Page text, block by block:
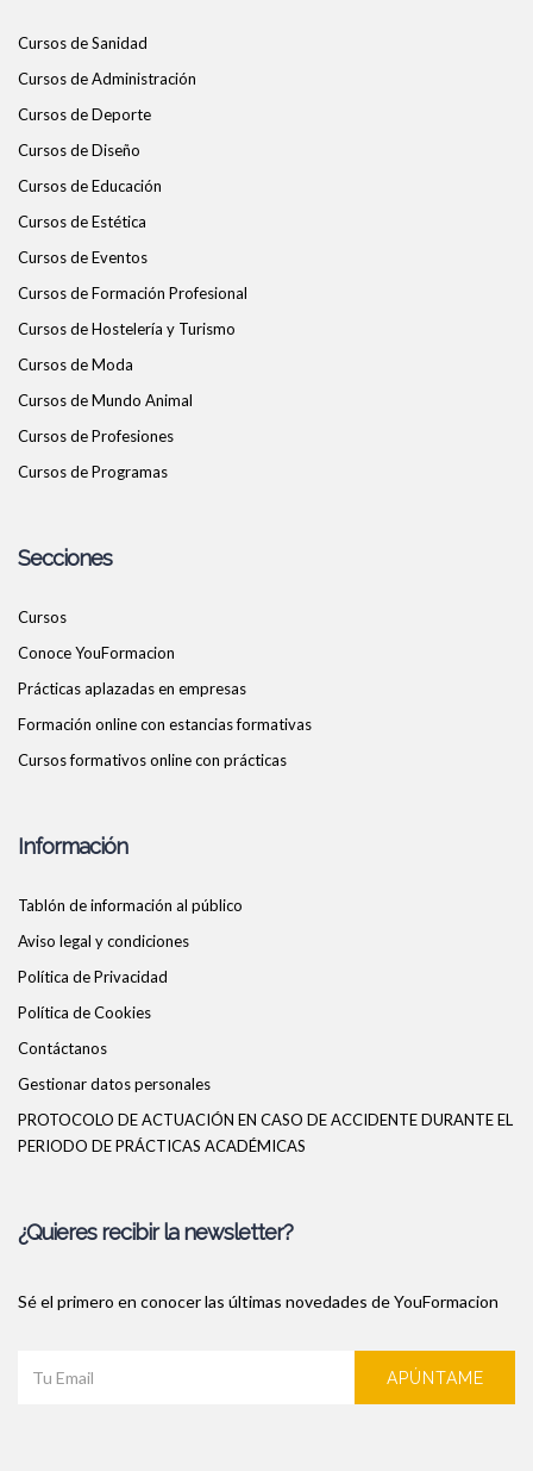
Cursos de Sanidad
Cursos de Administración
Cursos de Deporte
Cursos de Diseño
Cursos de Educación
Cursos de Estética
Cursos de Eventos
Cursos de Formación Profesional
Cursos de Hostelería y Turismo
Cursos de Moda
Cursos de Mundo Animal
Cursos de Profesiones
Cursos de Programas
Secciones
Cursos
Conoce YouFormacion
Prácticas aplazadas en empresas
Formación online con estancias formativas
Cursos formativos online con prácticas
Información
Tablón de información al público
Aviso legal y condiciones
Política de Privacidad
Política de Cookies
Contáctanos
Gestionar datos personales
PROTOCOLO DE ACTUACIÓN EN CASO DE ACCIDENTE DURANTE EL
PERIODO DE PRÁCTICAS ACADÉMICAS
¿Quieres recibir la newsletter?
Sé el primero en conocer las últimas novedades de YouFormacion
APÚNTAME